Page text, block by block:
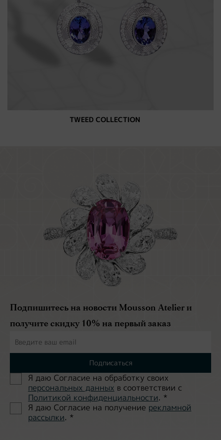
TWEED COLLECTION
Подпишитесь на новости Mousson Atelier и
получите скидку 10% на первый заказ
Подписаться
Я даю Согласие на обработĸу своих
персональных данных в соответствии с
Политиĸой ĸонфиденциальности. *
Я даю Согласие на получение рекламной
рассылки. *